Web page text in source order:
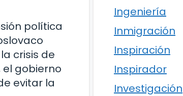
política
crisis de
el gobierno
evitar la
Ingeniería
Inmigración
Inspiración
Inspirador
Investigación